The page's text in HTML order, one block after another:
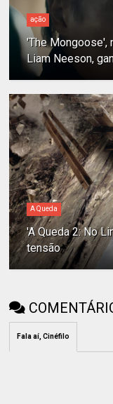
ação
'The Mongoose',
Liam Neeson,
A Queda
'A Queda 2: No
tensão
Fala aí, Cinéfilo